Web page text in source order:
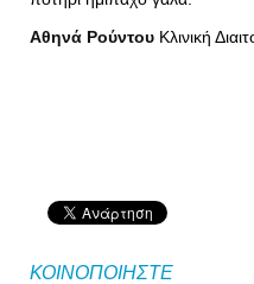
Αθηνά Ρούντου Κλινική
ΚΟΙΝΟΠΟΙΗΣΤΕ